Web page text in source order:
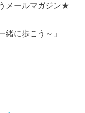
メールマガジン★
緒に歩こう～」